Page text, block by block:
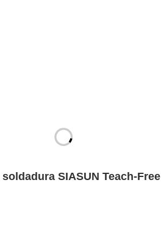
SIASUN Teach-Free